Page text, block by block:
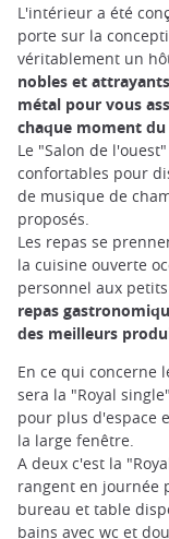
L'intérieur a été
porte sur la
véritablement un
nobles et
métal pour vous
chaque moment du
Le "Salon de
confortables pour
de musique de
proposés.
Les repas se
la cuisine ouverte
personnel aux
repas
des meilleurs
En ce qui concerne
sera la "Royal
pour plus d'espace
la large fenêtre.
A deux c'est la
rangent en journée
bureau et table
bains avec wc et